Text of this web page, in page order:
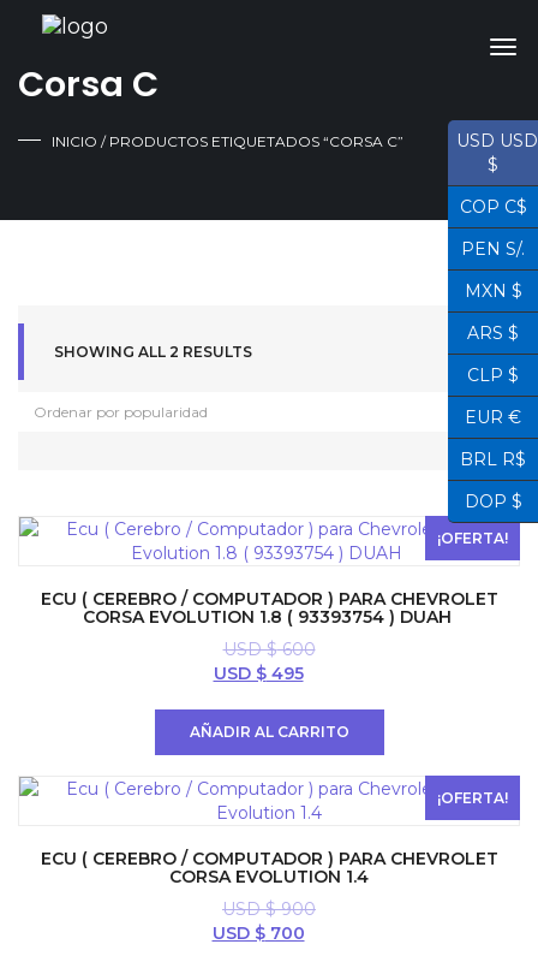
Corsa C
INICIO / PRODUCTOS ETIQUETADOS “CORSA C”
SHOWING ALL 2 RESULTS
¡OFERTA!
ECU ( CEREBRO / COMPUTADOR ) PARA CHEVROLET
CORSA EVOLUTION 1.8 ( 93393754 ) DUAH
USD $600
El
$ 600.
USD $495El
$ 495.
AÑADIR AL CARRITO
¡OFERTA!
ECU ( CEREBRO / COMPUTADOR ) PARA CHEVROLET
CORSA EVOLUTION 1.4
USD $900
El
USD $700El
USD USD
$
COP C$
PEN S/.
MXN $
ARS $
CLP $
EUR €
BRL R$
DOP $